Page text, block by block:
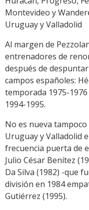
Montevideo y
Uruguay y Valladolid
Al margen de
entrenadores de
después de
campos españoles:
temporada 1975-
1994-1995.
No es nueva
Uruguay y Valladolid
frecuencia puerta de
Julio César Benítez
Da Silva (1982) -que
división en 1984
Gutiérrez (1995).